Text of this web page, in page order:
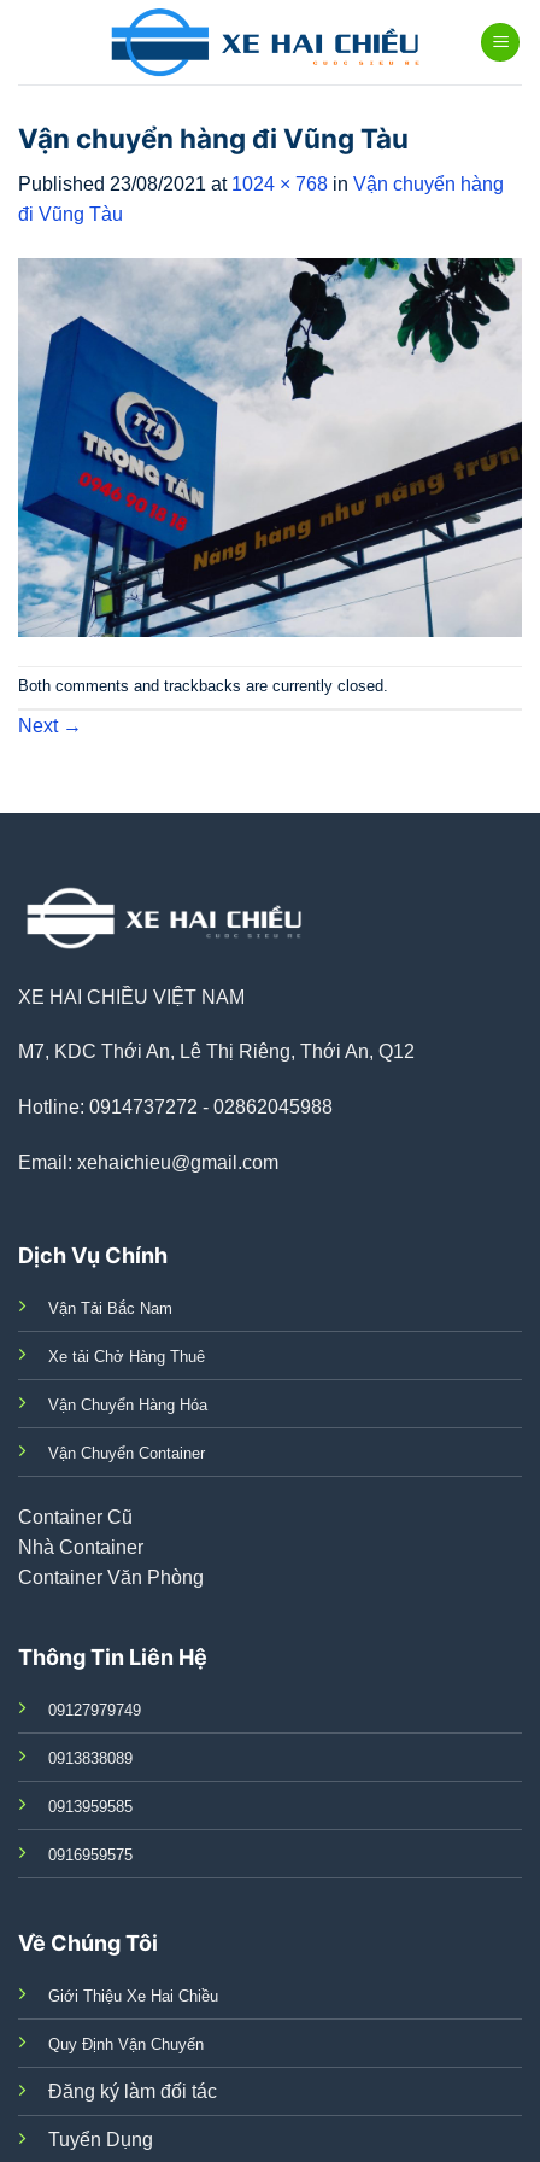
Vận chuyển hàng đi Vũng Tàu
Published 23/08/2021 at 1024 × 768 in Vận chuyển hàng
đi Vũng Tàu
Both comments and trackbacks are currently closed.
Next →
XE HAI CHIỀU VIỆT NAM
M7, KDC Thới An, Lê Thị Riêng, Thới An, Q12
Hotline: 0914737272 - 02862045988
Email: xehaichieu@gmail.com
Dịch Vụ Chính
Vận Tải Bắc Nam
Xe tải Chở Hàng Thuê
Vận Chuyển Hàng Hóa
Vận Chuyển Container
Container Cũ
Nhà Container
Container Văn Phòng
Thông Tin Liên Hệ
09127979749
0913838089
0913959585
0916959575
Về Chúng Tôi
Giới Thiệu Xe Hai Chiều
Quy Định Vận Chuyển
Đăng ký làm đối tác
Tuyển Dụng